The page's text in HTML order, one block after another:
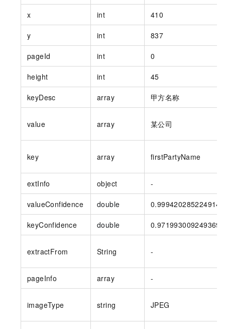
x int 410
y int 837
pageId int 0
height int 45
keyDesc array 甲方名称
value array 某公司
key array firstPartyName
extInfo object -
valueConfidence double 0.9994202852249146
keyConfidence double 0.9719930092493693
extractFrom String -
pageInfo array -
imageType string JPEG